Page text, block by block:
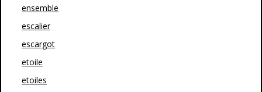
ensemble
escalier
escargot
etoile
etoiles